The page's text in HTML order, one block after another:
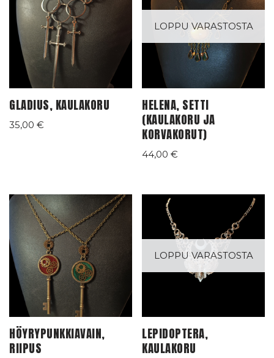
GLADIUS, KAULAKORU
35,00 €
LOPPU VARASTOSTA
HELENA, SETTI
(KAULAKORU JA
KORVAKORUT)
44,00€
HÖYRYPUNKKIAVAIN,
RIIPUS
LOPPU VARASTOSTA
LEPIDOPTERA,
KAULAKORU